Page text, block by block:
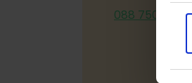
088 750 98 30